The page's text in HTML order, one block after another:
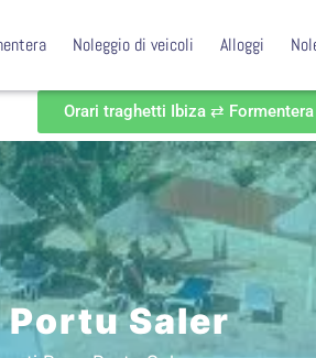
Noleggio di veicoli Alloggi
Orari traghetti Ibiza ⇄ Formentera
Saler